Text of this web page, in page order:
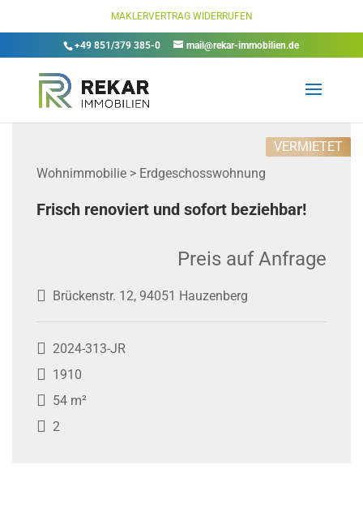
MAKLERVERTRAG WIDERRUFEN
+49 851/379 385-0 mail@rekar-immobilien.de
Wohnimmobilie > Erdgeschosswohnung
VERMIETET
Frisch renoviert und sofort beziehbar!
Brückenstr. 12, 94051 Hauzenberg
Preis auf Anfrage
2024-313-JR
1910
54 m²
2